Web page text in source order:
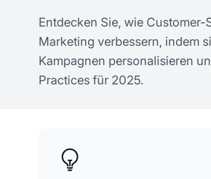
Entdecken Sie, wie
Marketing verbessern, indem
Kampagnen personalisieren
Practices für 2025.